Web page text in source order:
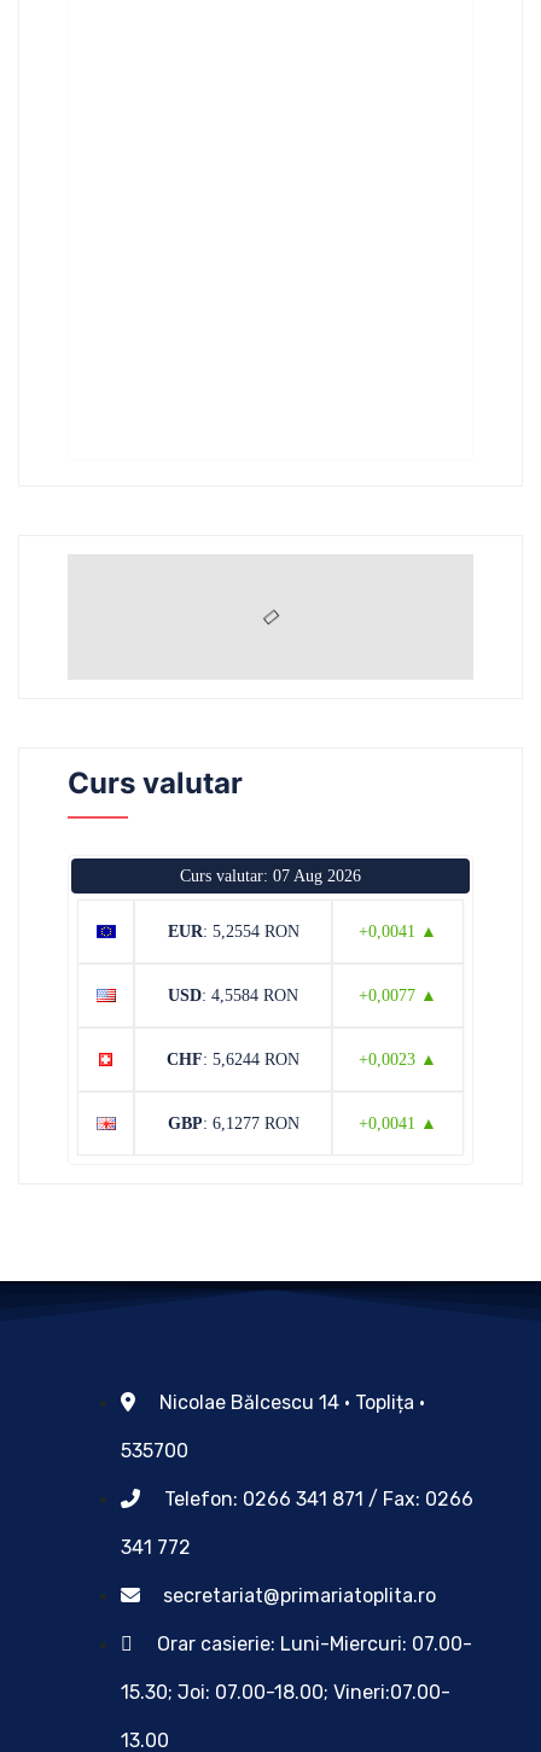
Curs valutar
Curs valutar: 07 Aug 2026
EUR: 5,2554 RON +0,0041 ▲
USD: 4,5584 RON +0,0077 ▲
CHF: 5,6244 RON +0,0023 ▲
GBP: 6,1277 RON +0,0041 ▲
Nicolae Bălcescu 14 • Toplița •
535700
Telefon: 0266 341 871 / Fax: 0266
341 772
secretariat@primariatoplita.ro
Orar casierie: Luni-Miercuri: 07.00-
15.30; Joi: 07.00-18.00; Vineri:07.00-
13.00